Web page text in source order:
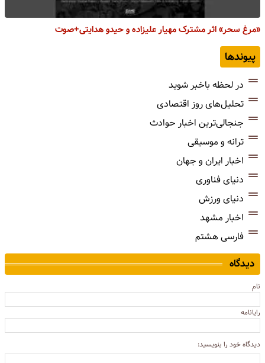
«مرغ سحر» اثر مشترک مهیار علیزاده و حیدو هدایتی+صوت
پیوندها
در لحظه باخبر شوید
تحلیل‌های روز اقتصادی
جنجالی‌ترین اخبار حوادث
ترانه و موسیقی
اخبار ایران و جهان
دنیای فناوری
دنیای ورزش
اخبار مشهد
فارسی هشتم
دیدگاه
نام
رایانامه
دیدگاه خود را بنویسید: